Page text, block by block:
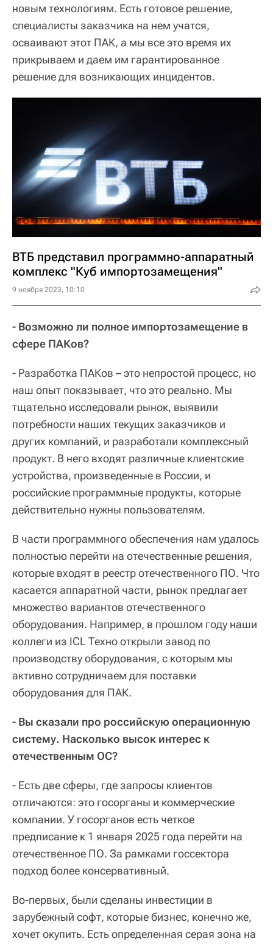
новым технологиям. Есть готовое решение,
специалисты заказчика на нем учатся,
осваивают этот ПАК, а мы все это время их
прикрываем и даем им гарантированное
решение для возникающих инцидентов.
ВТБ представил программно-аппаратный
комплекс "Куб импортозамещения"
9 ноября 2023, 10:10
- Возможно ли полное импортозамещение в
сфере ПАКов?
- Разработка ПАКов – это непростой процесс, но
наш опыт показывает, что это реально. Мы
тщательно исследовали рынок, выявили
потребности наших текущих заказчиков и
других компаний, и разработали комплексный
продукт. В него входят различные клиентские
устройства, произведенные в России, и
российские программные продукты, которые
действительно нужны пользователям.
В части программного обеспечения нам удалось
полностью перейти на отечественные решения,
которые входят в реестр отечественного ПО. Что
касается аппаратной части, рынок предлагает
множество вариантов отечественного
оборудования. Например, в прошлом году наши
коллеги из ICL Техно открыли завод по
производству оборудования, с которым мы
активно сотрудничаем для поставки
оборудования для ПАК.
- Вы сказали про российскую операционную
систему. Насколько высок интерес к
отечественным ОС?
- Есть две сферы, где запросы клиентов
отличаются: это госорганы и коммерческие
компании. У госорганов есть четкое
предписание к 1 января 2025 года перейти на
отечественное ПО. За рамками госсектора
подход более консервативный.
Во-первых, были сделаны инвестиции в
зарубежный софт, которые бизнес, конечно же,
хочет окупить. Есть определенная серая зона на